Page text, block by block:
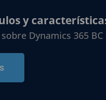
y
Dynamics 365 BC